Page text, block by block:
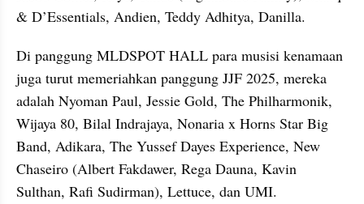
& D’Essentials, Andien, Teddy Adhitya, Danilla.
Di panggung MLDSPOT HALL para musisi kenamaan
juga turut memeriahkan panggung JJF 2025, mereka
adalah Nyoman Paul, Jessie Gold, The Philharmonik,
Wijaya 80, Bilal Indrajaya, Nonaria x Horns Star Big
Band, Adikara, The Yussef Dayes Experience, New
Chaseiro (Albert Fakdawer, Rega Dauna, Kavin
Sulthan, Rafi Sudirman), Lettuce, dan UMI.